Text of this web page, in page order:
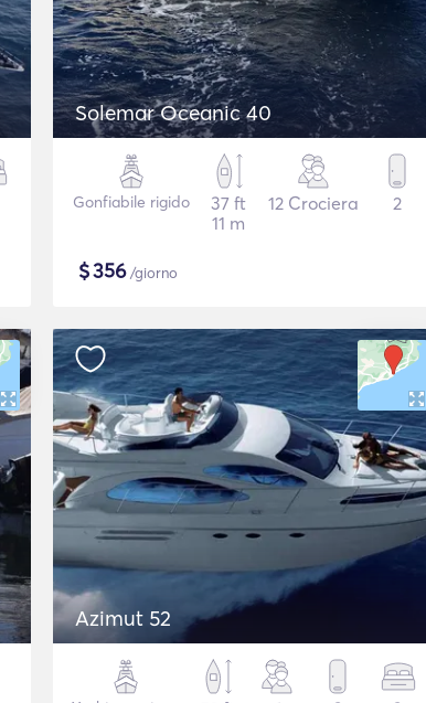
Solemar Oceanic 40
Gonfiabile rigido
37 ft
11 m
12 Crociera 2
$356/giorno
Azimut 52